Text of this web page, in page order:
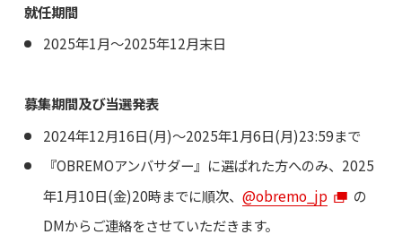
就任期間
2025年1月〜2025年12月末日
募集期間及び当選発表
2024年12月16日(月)～2025年1月6日(月)23:59まで
『OBREMOアンバサダー』に選ばれた方へのみ、2025
年1月10日(金)20時までに順次、@obremo_jp
の
DMからご連絡をさせていただきます。